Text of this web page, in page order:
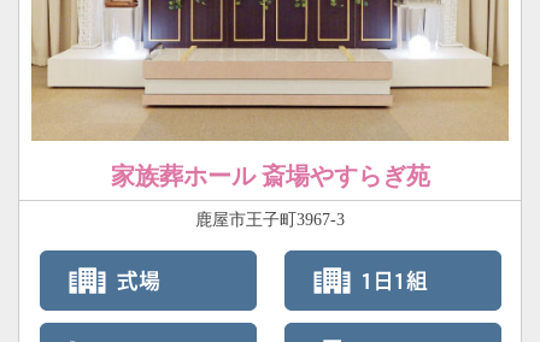
家族葬ホール 斎場やすらぎ苑
鹿屋市王子町3967-3